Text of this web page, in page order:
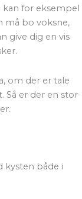
kan for eksempel
må bo voksne,
give dig en vis
om der er tale
Så er der en stor
kysten både i